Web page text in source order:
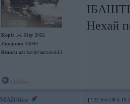
Kopš: 14. May 2002
Ziņojumi: 34090
Braucu ar: banderautomobili
Нехай
MADAlex 23. Feb 2004,